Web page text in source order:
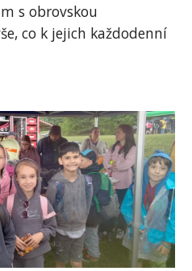
s obrovskou
co k jejich každodenní